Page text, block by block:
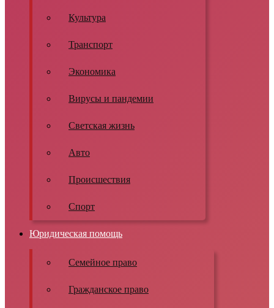
Культура
Транспорт
Экономика
Вирусы и пандемии
Светская жизнь
Авто
Происшествия
Спорт
Юридическая помощь
Семейное право
Гражданское право